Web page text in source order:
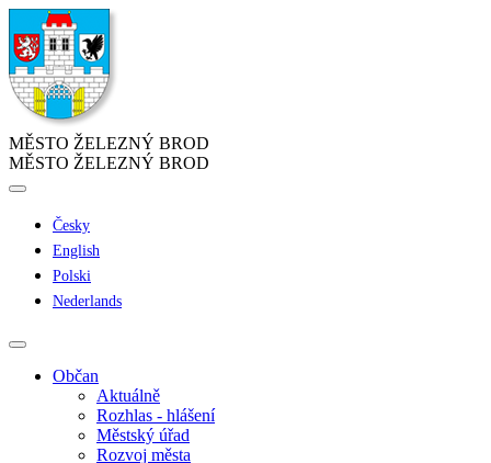
MĚSTO ŽELEZNÝ BROD
MĚSTO ŽELEZNÝ BROD
Česky
English
Polski
Nederlands
Občan
Aktuálně
Rozhlas - hlášení
Městský úřad
Rozvoj města